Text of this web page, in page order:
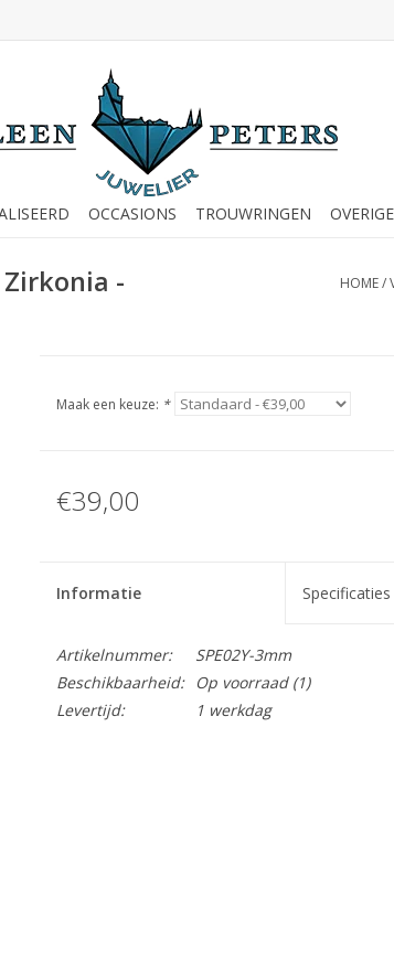
OCCASIONS TROUWRINGEN OVERIGE
-
HOME/
Maak een keuze: *
€39,00
Informatie Specificaties
Artikelnummer:
SPE02Y-3mm
Beschikbaarheid:
Op voorraad(1)
Levertijd:
1 werkdag